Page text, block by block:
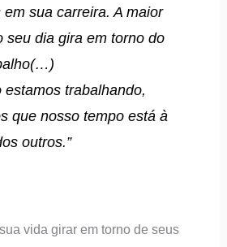
em sua carreira. A maior
seu dia gira em torno do
estamos trabalhando,
que nosso tempo está à
outros.”
vida girar em torno de seus